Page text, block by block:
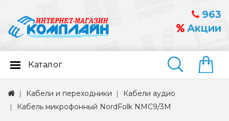
963
Акции
Найти
Каталог
Кабели и переходники
Кабели аудио
Кабель микрофонный NordFolk NMC9/3M